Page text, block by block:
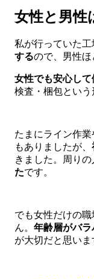
女性と男性
私が行っていた
するので、男性ほ
女性でも安心して
検査・梱包という
たまにライン作
もありましたが、
きました。周り
たです。
でも女性だけの
ん。 年齢層がバラ
が大切だと思いま